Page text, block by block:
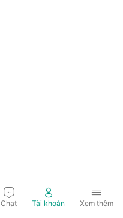
Chat Tài khoản Xem thêm